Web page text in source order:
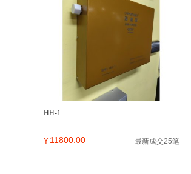
HH-1
¥11800.00 最新成交25笔